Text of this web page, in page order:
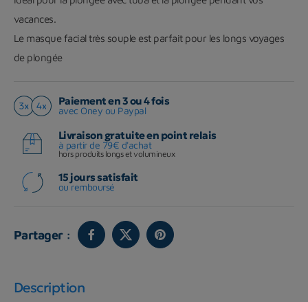
vacances.
Le masque facial très souple est parfait pour les longs voyages
de plongée
Paiement en 3 ou 4 fois
avec Oney ou Paypal
Livraison gratuite en point relais
à partir de 79€ d'achat
hors produits longs et volumineux
15 jours satisfait
ou remboursé
Partager :
Description